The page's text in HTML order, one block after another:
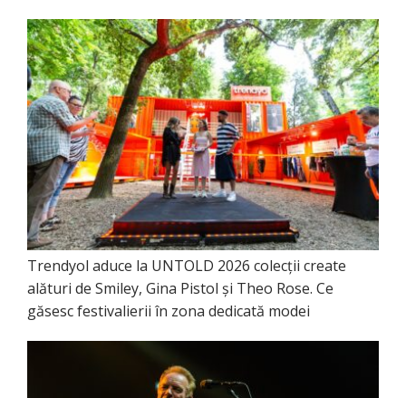
Trendyol aduce la UNTOLD 2026 colecții create
alături de Smiley, Gina Pistol și Theo Rose. Ce
găsesc festivalierii în zona dedicată modei